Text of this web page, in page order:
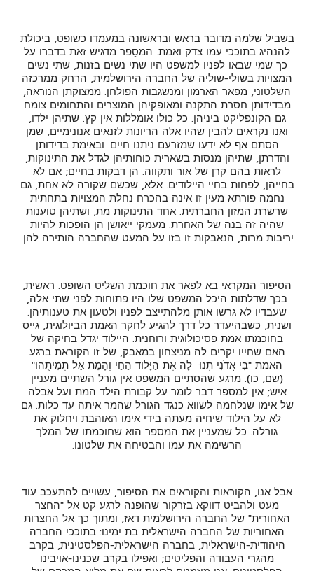
בשביל שלמה מדובר בראש ובראשונה במעמדו כשופט, ביכולת
להנהיג בתוככי עמו צדק ואמת. המסַפר מדגיש זאת בדברו על
כך שמי שבאו לפניו למשפט היו שתי נשים בזנות, שתי נשים
המצויות בשולי-שוליה של החברה הירושלמית, הרחק ממרכזה
השלטוני, מפאר הארמון ומנשגבות הפולחן. ממצוקתן הנוראה,
מבדידותן חסרת התקנה ומאופקיהן המוצרים והתחומים צומח
גם הקונפליקט ביניהן. כל כולו אומללות אין קץ. שתיהן ילדו,
ואנו נקראים להבין שהיו אלה הריונות לזנאים אנונימיים, שמן
הסתם אף לא ידעו שמזרעם ניתנו חיים. ובאימת בדידותן
והדרתן, שתיהן מנסות בשארית כוחותיהן לגדל את התינוקות,
לראות בהם קרן של אור ותקווה. הן דבקות בחיים; אם לא
בחייהן, לפחות בחיי היילודים. אלא, שכשם שקורה לא אחת, גם
נחמה פורתא מעין זו אינה בהכרח נחלת המצויות בתחתית
שרשרת המזון החברתית. אחד התינוקות מת, ושתיהן טוענות
שהיה זה בנה של האחרת. מעמקי ייאושן הן הופכות להיות
יריבות מרות, הנאבקות זו בזו על המעט שהחברה הותירה להן.
הסיפור המקראי בא לפאר את חוכמת השליט השופט. ראשית,
בכך שדלתות היכל המשפט שלו היו פתוחות לפני שתי אלה,
שעבדיו לא גרשו אותן מלהתייצב לפניו ולטעון את טענותיהן.
ושנית, כשבהיעדר כל דרך להגיע לחקר האמת הביולוגית, גייס
בחוכמתו אמת פסיכולוגית ורוחנית. היילוד יגדל בחיקה של
האם שחייו יקרים לה מניצחון במאבק, של זו הקוראת ברגע
האמת "בִּי אֲדֹנִי תְּנוּ לָהּ אֶת הַיָּלוּד הַחַי וְהָמֵת אַל תְּמִיתֻהוּ"
(שם, כו). מרגע שהסתיים המשפט אין גורל השתיים מעניין
איש; אין למספר דבר לומר על קבורת הילד המת ועל אבלה
של אימו שנלחמה לשווא כנגד הגורל שהמר איתה עד כלות. גם
לא על הילוד שיחיה מעתה בידי אימו האוהבת ויחלוק את
גורלה. כל שמעניין את המספר הוא שחוכמתו של המלך
הרשימה את עמו והבטיחה את שלטונו.
אבל אנו, הקוראות והקוראים את הסיפור, עשויים להתעכב עוד
מעט ולהביט דווקא בזרקור שהופנה לרגע קט אל "החצר
האחורית" של החברה הירושלמית דאז, ומתוך כך אל החצרות
האחוריות של החברה הישראלית בת ימינו: בתוככי החברה
היהודית-הישראלית, בחברה הישראלית-הפלסטינית; בקרב
מהגרי העבודה והפליטים; ואפילו בקרב שכנינו-אויבינו